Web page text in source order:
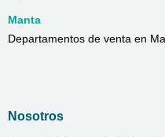
Manta
Departamentos de venta en
Nosotros